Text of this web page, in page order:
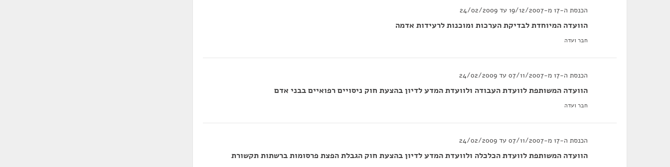
הכנסת ה-17 מ-19/12/2007 עד 24/02/2009
הוועדה המיוחדת לבדיקת הערכות ומוכנות לרעידות אדמה
חבר ועדה
הכנסת ה-17 מ-07/11/2007 עד 24/02/2009
הוועדה המשותפת לוועדת העבודה ולוועדת המדע לדיון בהצעת חוק ניסויים רפואיים בבני אדם
חבר ועדה
הכנסת ה-17 מ-07/11/2007 עד 24/02/2009
הוועדה המשותפת לוועדת הכלכלה ולוועדת המדע לדיון בהצעת חוק הגבלת הפצת פרסומות ברשתות תקשורת